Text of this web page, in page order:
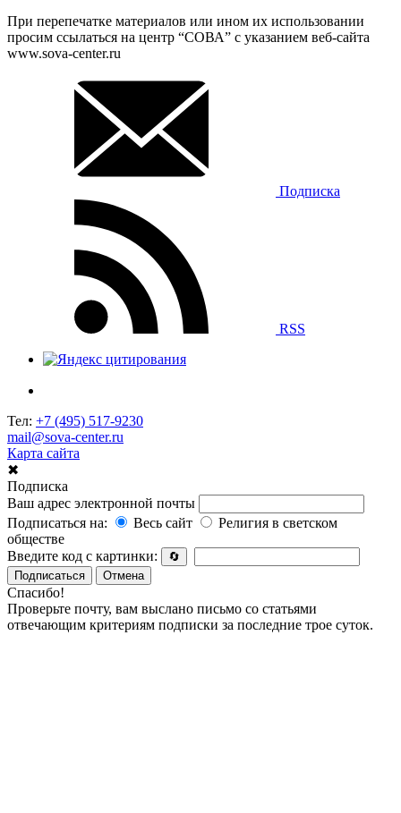
При перепечатке материалов или ином их использовании
просим ссылаться на центр “СОВА” с указанием веб-сайта
www.sova-center.ru
Подписка
RSS
Тел: +7 (495) 517-9230
mail@sova-center.ru
Карта сайта
✖
Подписка
Ваш адрес электронной почты
Подписаться на:
Весь сайт
Религия в светском
обществе
Введите код с картинки:
🔄
Подписаться
Отмена
Спасибо!
Проверьте почту, вам выслано письмо со статьями
отвечающим критериям подписки за последние трое суток.